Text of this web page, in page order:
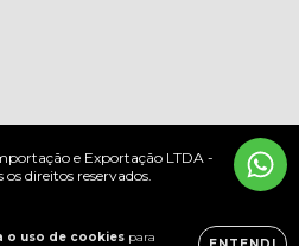
o uso de cookies para
e Exportação LTDA -
direitos reservados.